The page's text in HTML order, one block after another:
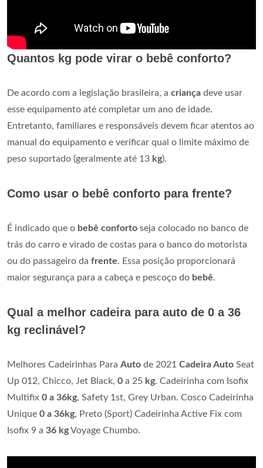
Quantos kg pode virar o bebê conforto?
De acordo com a legislação brasileira, a criança deve usar
esse equipamento até completar um ano de idade.
Entretanto, familiares e responsáveis devem ficar atentos ao
manual do equipamento e verificar qual o limite máximo de
peso suportado (geralmente até 13 kg).
Como usar o bebê conforto para frente?
É indicado que o bebê conforto seja colocado no banco de
trás do carro e virado de costas para o banco do motorista
ou do passageiro da frente. Essa posição proporcionará
maior segurança para a cabeça e pescoço do bebê.
Qual a melhor cadeira para auto de 0 a 36
kg reclinável?
Melhores Cadeirinhas Para Auto de 2021 Cadeira Auto Seat
Up 012, Chicco, Jet Black, 0 a 25 kg. Cadeirinha com Isofix
Multifix 0 a 36kg, Safety 1st, Grey Urban. Cosco Cadeirinha
Unique 0 a 36kg, Preto (Sport) Cadeirinha Active Fix com
Isofix 9 a 36 kgVoyage Chumbo.